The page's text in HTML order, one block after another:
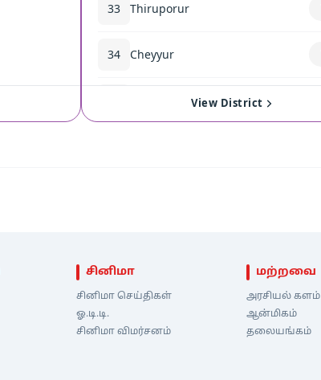
33 Thiruporur
34 Cheyyur
MadurantakamView District
சினிமா
சினிமா செய்திகள்
ஓ.டி.டி.
சினிமா விமர்சனம்
மற்றவை
அரசியல் களம்
ஆன்மிகம்
தலையங்கம்